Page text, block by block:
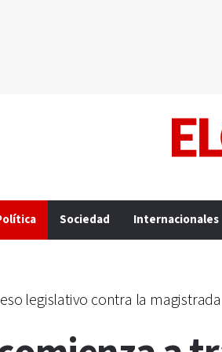
Sociedad Internacionales
legislativo contra la magistrada